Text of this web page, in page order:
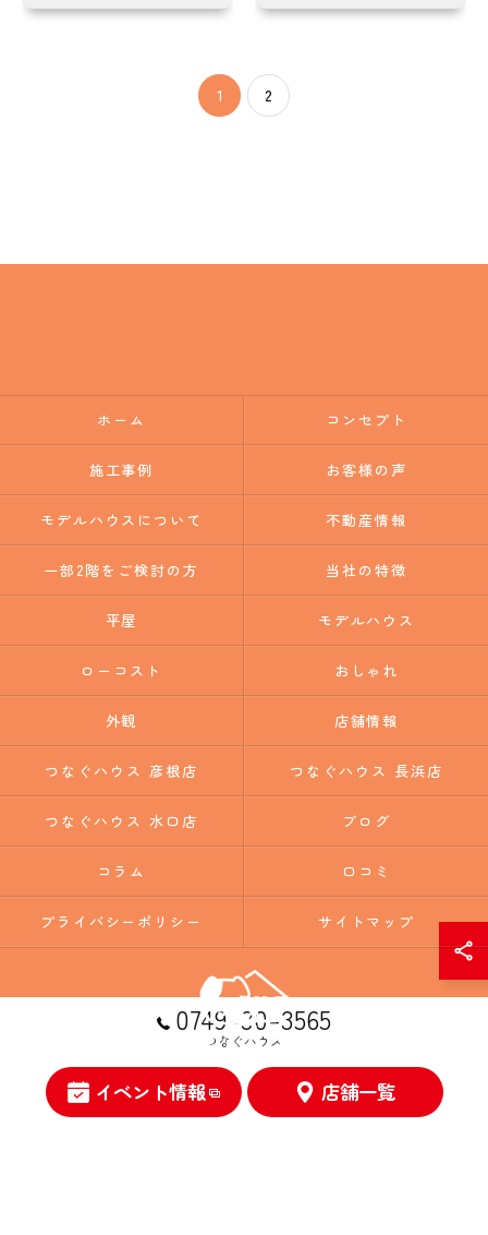
(税込1,186.9万円) (税込1,164.9万円)
1 2
0749-30-3565
つなぐハウス
イベント情報 店舗一覧
ホーム コンセプト
施工事例 お客様の声
モデルハウスについて 不動産情報
一部2階をご検討の方 当社の特徴
平屋 モデルハウス
ローコスト おしゃれ
外観 店舗情報
つなぐハウス 彦根店 つなぐハウス 長浜店
つなぐハウス 水口店 ブログ
コラム 口コミ
プライバシーポリシー サイトマップ
© 2026 滋賀の注文住宅ならつなぐハウス ALL RIGHTS RESERVED.